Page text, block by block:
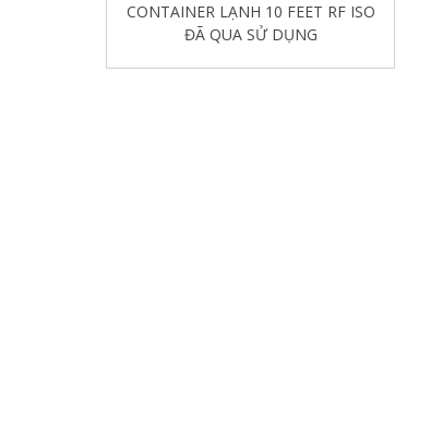
Đặc điểm, kích thước và giá bán
thùng container lạnh 40 feet RH